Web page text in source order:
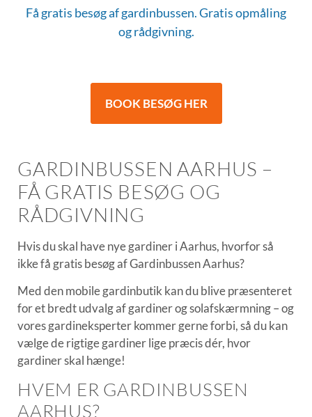
Få gratis besøg af gardinbussen. Gratis opmåling
og rådgivning.
BOOK BESØG HER
GARDINBUSSEN AARHUS –
FÅ GRATIS BESØG OG
RÅDGIVNING
Hvis du skal have nye gardiner i Aarhus, hvorfor så
ikke få gratis besøg af Gardinbussen Aarhus?
Med den mobile gardinbutik kan du blive præsenteret
for et bredt udvalg af gardiner og solafskærmning – og
vores gardineksperter kommer gerne forbi, så du kan
vælge de rigtige gardiner lige præcis dér, hvor
gardiner skal hænge!
HVEM ER GARDINBUSSEN
AARHUS?